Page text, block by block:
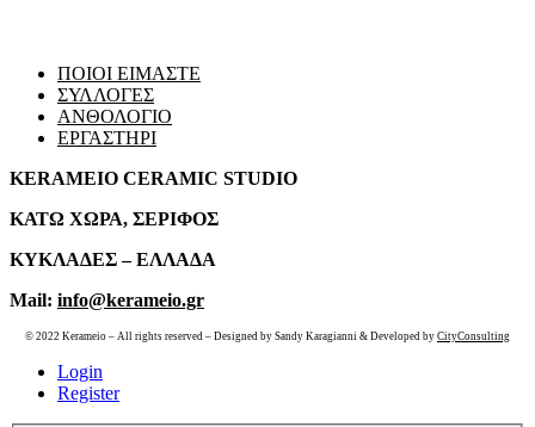
ΠΟΙΟΙ ΕΙΜΑΣΤΕ
ΣΥΛΛΟΓΕΣ
ΑΝΘΟΛΟΓΙΟ
ΕΡΓΑΣΤΗΡΙ
KERAMEIO CERAMIC STUDIO
ΚΑΤΩ ΧΩΡΑ, ΣΕΡΙΦΟΣ
ΚΥΚΛΑΔΕΣ – ΕΛΛΑΔΑ
Mail: info@kerameio.gr
© 2022 Kerameio – All rights reserved – Designed by Sandy Karagianni & Developed by CityConsulting
Login
Register